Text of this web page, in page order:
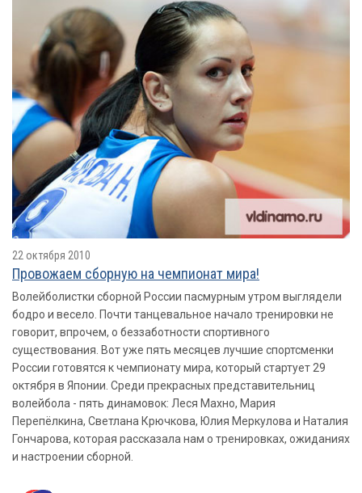
22 октября 2010
Провожаем сборную на чемпионат мира!
Волейболистки сборной России пасмурным утром выглядели
бодро и весело. Почти танцевальное начало тренировки не
говорит, впрочем, о беззаботности спортивного
существования. Вот уже пять месяцев лучшие спортсменки
России готовятся к чемпионату мира, который стартует 29
октября в Японии. Среди прекрасных представительниц
волейбола - пять динамовок: Леся Махно, Мария
Перепёлкина, Светлана Крючкова, Юлия Меркулова и Наталия
Гончарова, которая рассказала нам о тренировках, ожиданиях
и настроении сборной.